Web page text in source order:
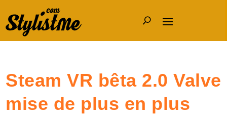
Steam VR bêta 2.0 Valve
mise de plus en plus